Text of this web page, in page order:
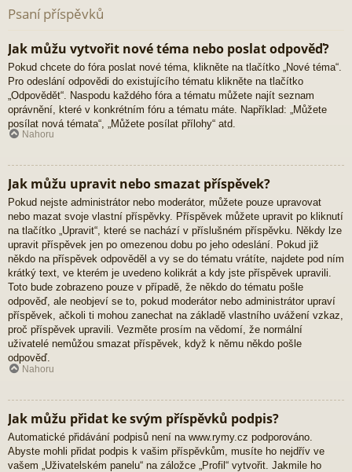
Psaní příspěvků
Jak můžu vytvořit nové téma nebo poslat odpověď?
Pokud chcete do fóra poslat nové téma, klikněte na tlačítko „Nové téma“.
Pro odeslání odpovědi do existujícího tématu klikněte na tlačítko
„Odpovědět“. Naspodu každého fóra a tématu můžete najít seznam
oprávnění, které v konkrétním fóru a tématu máte. Například: „Můžete
posílat nová témata“, „Můžete posílat přílohy“ atd.
Nahoru
Jak můžu upravit nebo smazat příspěvek?
Pokud nejste administrátor nebo moderátor, můžete pouze upravovat
nebo mazat svoje vlastní příspěvky. Příspěvek můžete upravit po kliknutí
na tlačítko „Upravit“, které se nachází v příslušném příspěvku. Někdy lze
upravit příspěvek jen po omezenou dobu po jeho odeslání. Pokud již
někdo na příspěvek odpověděl a vy se do tématu vrátíte, najdete pod ním
krátký text, ve kterém je uvedeno kolikrát a kdy jste příspěvek upravili.
Toto bude zobrazeno pouze v případě, že někdo do tématu pošle
odpověď, ale neobjeví se to, pokud moderátor nebo administrátor upraví
příspěvek, ačkoli ti mohou zanechat na základě vlastního uvážení vzkaz,
proč příspěvek upravili. Vezměte prosím na vědomí, že normální
uživatelé nemůžou smazat příspěvek, když k němu někdo pošle
odpověď.
Nahoru
Jak můžu přidat ke svým příspěvků podpis?
Automatické přidávání podpisů není na www.rymy.cz podporováno.
Abyste mohli přidat podpis k vašim příspěvkům, musíte ho nejdřív ve
vašem „Uživatelském panelu“ na záložce „Profil“ vytvořit. Jakmile ho